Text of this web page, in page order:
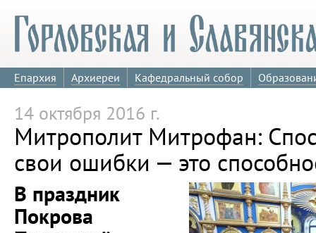
Епархия Архиереи Кафедральный собор
14 октября 2016 г.
Митрополит Митрофан:
свои ошибки — это
В праздник
Покрова